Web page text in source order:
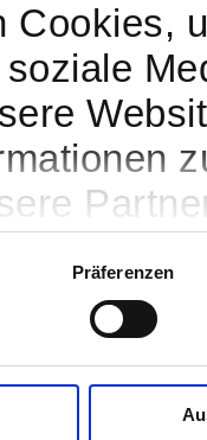
Cookies,
mit
Präferenzen